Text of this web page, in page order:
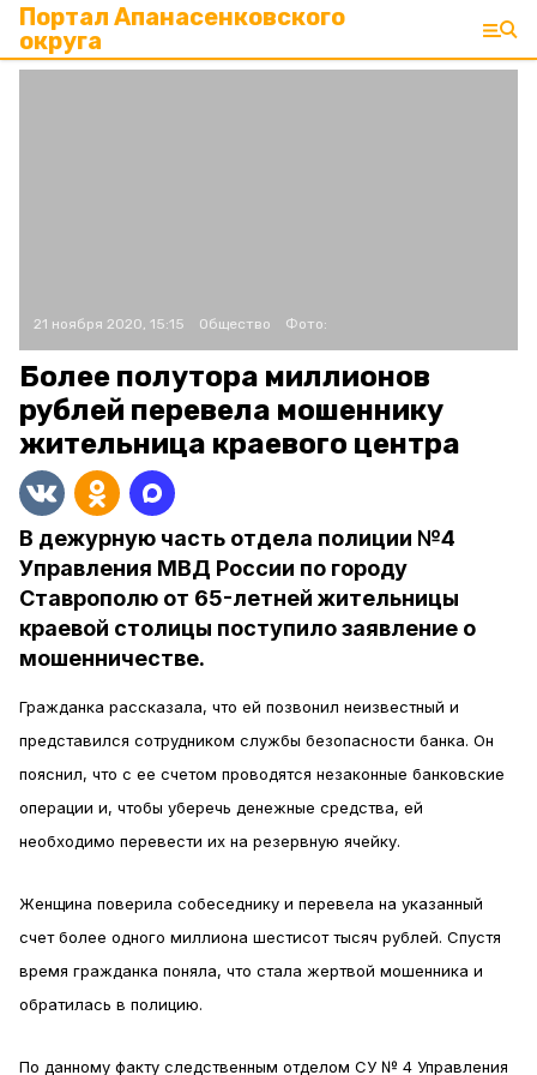
Портал Апанасенковского
округа
21 ноября 2020, 15:15 Общество Фото:
Более полутора миллионов
рублей перевела мошеннику
жительница краевого центра
В дежурную часть отдела полиции №4
Управления МВД России по городу
Ставрополю от 65-летней жительницы
краевой столицы поступило заявление о
мошенничестве.
Гражданка рассказала, что ей позвонил неизвестный и
представился сотрудником службы безопасности банка. Он
пояснил, что с ее счетом проводятся незаконные банковские
операции и, чтобы уберечь денежные средства, ей
необходимо перевести их на резервную ячейку.
Женщина поверила собеседнику и перевела на указанный
счет более одного миллиона шестисот тысяч рублей. Спустя
время гражданка поняла, что стала жертвой мошенника и
обратилась в полицию.
По данному факту следственным отделом СУ № 4 Управления